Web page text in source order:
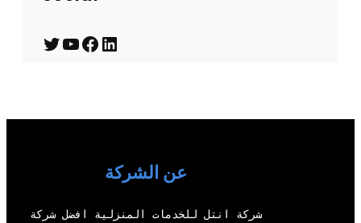
T
r
Y
e
F
o
L
d
I
عن الشركة
شركة انتل للخدمات المنزلية افضل شركة